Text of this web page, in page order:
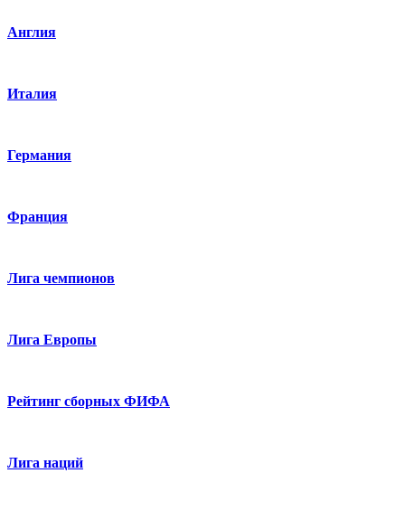
Англия
Италия
Германия
Франция
Лига чемпионов
Лига Европы
Рейтинг сборных ФИФА
Лига наций